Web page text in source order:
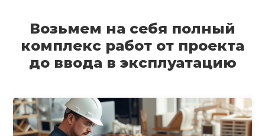
Возьмем на себя полный
комплекс работ от проекта
до ввода в эксплуатацию